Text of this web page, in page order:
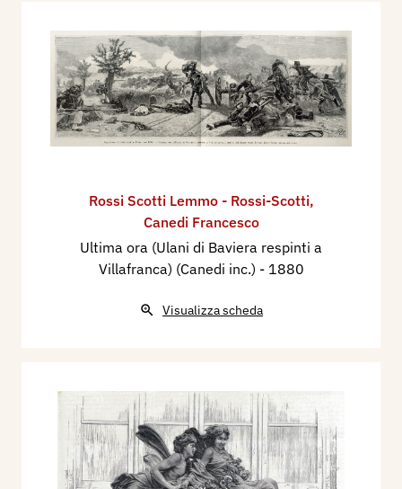
Rossi Scotti Lemmo - Rossi-Scotti,
Canedi Francesco
Ultima ora (Ulani di Baviera respinti a
Villafranca) (Canedi inc.) - 1880
Visualizza scheda